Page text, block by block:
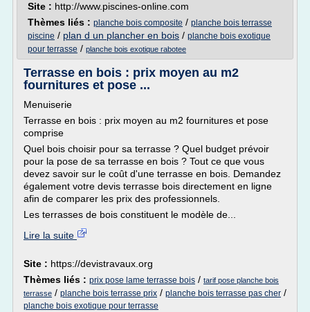
Site : http://www.piscines-online.com
Thèmes liés : planche bois composite / planche bois terrasse
piscine / plan d un plancher en bois / planche bois exotique
pour terrasse / planche bois exotique rabotee
Terrasse en bois : prix moyen au m2
fournitures et pose ...
Menuiserie
Terrasse en bois : prix moyen au m2 fournitures et pose
comprise
Quel bois choisir pour sa terrasse ? Quel budget prévoir
pour la pose de sa terrasse en bois ? Tout ce que vous
devez savoir sur le coût d'une terrasse en bois. Demandez
également votre devis terrasse bois directement en ligne
afin de comparer les prix des professionnels.
Les terrasses de bois constituent le modèle de...
Lire la suite
Site : https://devistravaux.org
Thèmes liés : prix pose lame terrasse bois / tarif pose planche bois
terrasse / planche bois terrasse prix / planche bois terrasse pas cher /
planche bois exotique pour terrasse